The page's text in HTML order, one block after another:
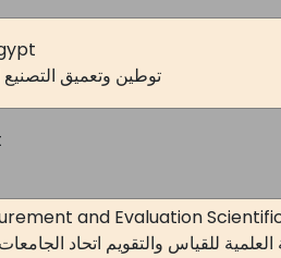
توطين وتعميق
and Evaluation
للقياس والتقويم اتحاد